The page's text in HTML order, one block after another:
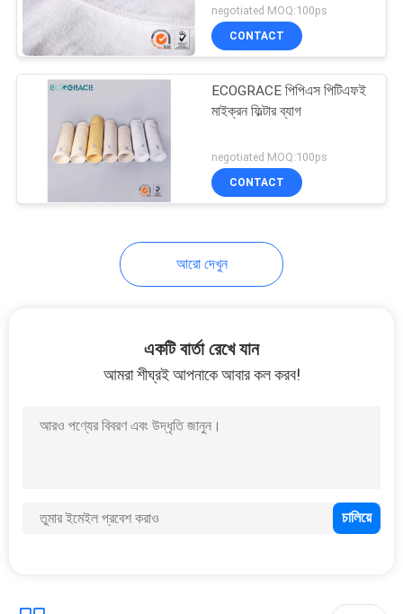
negotiated MOQ:100ps
CONTACT
ECOGRACE পিপিএস পিটিএফই
মাইক্রন ফিল্টার ব্যাগ
negotiated MOQ:100ps
CONTACT
আরো দেখুন
একটি বার্তা রেখে যান
আমরা শীঘ্রই আপনাকে আবার কল করব!